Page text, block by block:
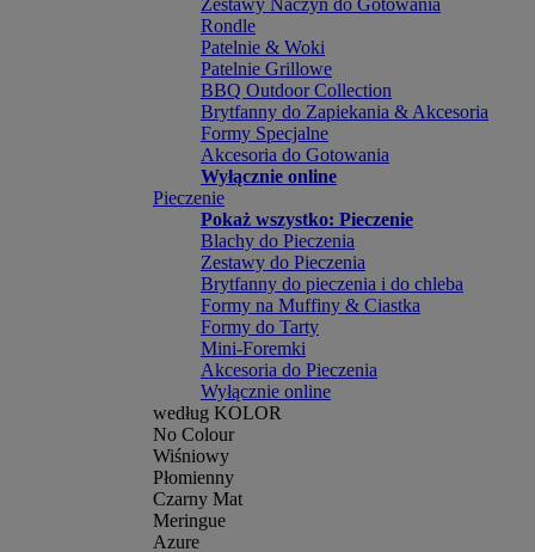
Zestawy Naczyń do Gotowania
Rondle
Patelnie & Woki
Patelnie Grillowe
BBQ Outdoor Collection
Brytfanny do Zapiekania & Akcesoria
Formy Specjalne
Akcesoria do Gotowania
Wyłącznie online
Pieczenie
Pokaż wszystko: Pieczenie
Blachy do Pieczenia
Zestawy do Pieczenia
Brytfanny do pieczenia i do chleba
Formy na Muffiny & Ciastka
Formy do Tarty
Mini-Foremki
Akcesoria do Pieczenia
Wyłącznie online
według KOLOR
No Colour
Wiśniowy
Płomienny
Czarny Mat
Meringue
Azure